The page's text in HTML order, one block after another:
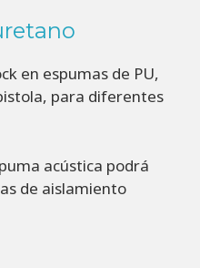
en espumas de PU,
para diferentes
acústica podrá
de aislamiento